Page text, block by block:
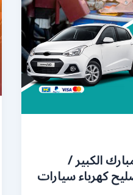
الكبير /
تصليح كهرباء سيارات